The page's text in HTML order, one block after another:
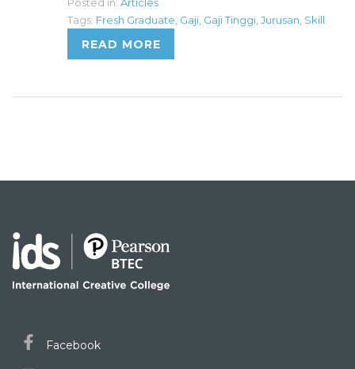
Tags: Fresh Graduate Gaji Gaji Tinggi Jurusan Skill
READ MORE
Facebook